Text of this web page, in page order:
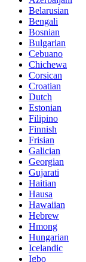
Belarusian
Bengali
Bosnian
Bulgarian
Cebuano
Chichewa
Corsican
Croatian
Dutch
Estonian
Filipino
Finnish
Frisian
Galician
Georgian
Gujarati
Haitian
Hausa
Hawaiian
Hebrew
Hmong
Hungarian
Icelandic
Igbo